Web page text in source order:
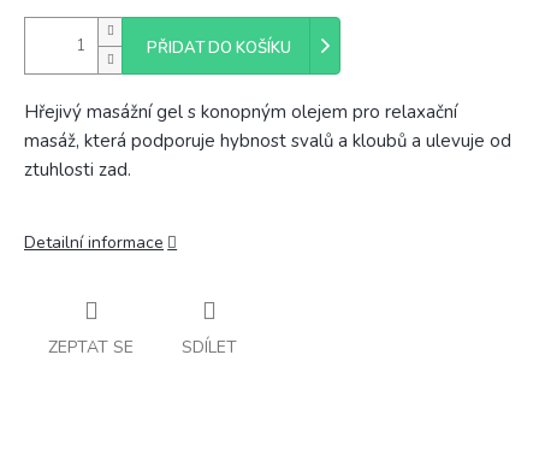
PŘIDAT DO KOŠÍKU
Hřejivý masážní gel s konopným olejem pro relaxační
masáž, která podporuje hybnost svalů a kloubů a ulevuje od
ztuhlosti zad.
Detailní informace
ZEPTAT SE SDÍLET